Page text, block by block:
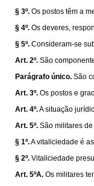
§ 3º. Os postos têm a
§ 4º. Os deveres,
§ 5º. Consideram-se
Art. 2º. São
Parágrafo único. São
Art. 3º. Os postos e
Art. 4º.A situação
Art. 5º. São militares
§ 1º.A vitaliciedade é
§ 2º. Vitaliciedade
Art. 5ºA. Os militares